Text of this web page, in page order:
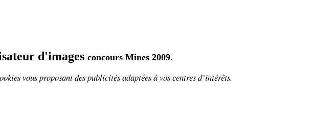
d'images concours Mines 2009.
vous proposantdes publicités adaptées à vos centres d’intérêts.